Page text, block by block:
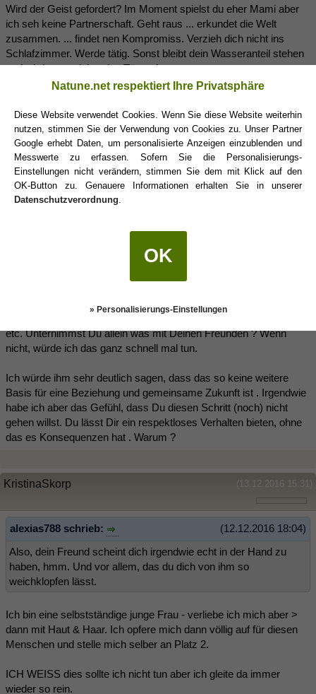
Wird der Geist gefordert? Im Moment spielst du eher Mami aber
ich seh keine Partnerschaft. Geht raus ... erkundet die Welt
zusammen. ... findet nen Kompromiss. Verzieh dich nicht ins
Schlafzimmer. Werde tätig. Sonst bleibt dein Wasseranteil stehen
und wird zum stinkenden Tümpel.
Playstation und Wassereimer. ... vertragen sich übrigens nicht gut
.... die meisten Unfälle passieren zu Hause .... Scherz ..... oder
vielleicht doch nicht? ... hach ... gerade stirbt das Ding 100
verschiedene Tode.... aber nur ... weil man lesen kann, dass es
Dir nicht gutgeht.
Versuch das mal eher mit Absatz eins
eingeschlichen und bleibt nun hartnäckig. Meine Fragen hat
etc. Unternimmst Du allein was mit Deinen Freunden ? Wenn
nicht, würde ich das ganz schnell mal tun.
Ich würde ihm sehr deutlich sagen, dass das so keine weitere
Basis für eine Beziehung und gemeinsame Zukunft ist . Irgendwie
habe ich aber das Gefühl, dass Du diesen Schritt (noch) nicht
gehen willst. Du lässt Dir ein respektloses Verhalten bieten, ohne
das es Konsequenzen hat . Warum ?
(13.12.2016 15:31)
KristinaSkorp
(12.12.2016 18:04)
alexias788 schrieb:
Also, dein Freund scheint dich irgendwie echt in der Hand zu
haben, hmm. Und vor allem, das du dich von ihm so
weichklopfen lässt.
Ich bin eine selbstständige junge Frau - verliebe ich mich aber >
dann mit Haut & Haar. Ich opfere mich dann völlig auf für diesen
Menschen und stelle mich selber an Platz 2.
ICH WEISS dies sollte ich nicht tun aber ich gleite da immer
wieder so rein.
Natune.net respektiert Ihre Privatsphäre
Diese Website verwendet Cookies. Wenn Sie diese Website weiterhin
nutzen, stimmen Sie der Verwendung von Cookies zu. Unser Partner
Google erhebt Daten, um personalisierte Anzeigen einzublenden und
Messwerte zu erfassen. Sofern Sie die Personalisierungs-
Einstellungen nicht verändern, stimmen Sie dem mit Klick auf den
OK-Button zu. Genauere Informationen erhalten Sie in unserer
Datenschutzverordnung.
OK
» Personalisierungs-Einstellungen